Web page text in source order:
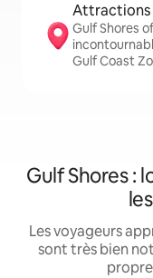
Attractions
Gulf Shores
Gulf Coast
Gulf Shores :
Les voyageurs
sont très bien